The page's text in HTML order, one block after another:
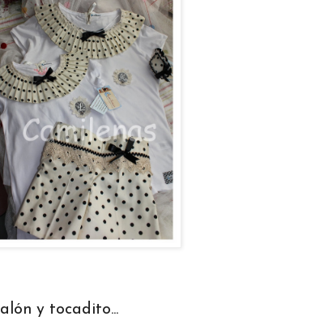
y tocadito...